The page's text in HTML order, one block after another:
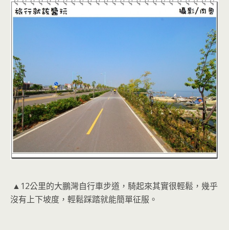
▲12公里的大鵬灣自行車步道，騎起來其實很輕鬆，幾乎
沒有上下坡度，輕鬆踩踏就能簡單征服。